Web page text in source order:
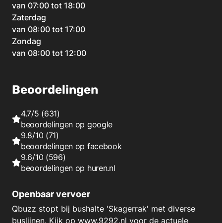
van 07:00 tot 18:00
Zaterdag
van 08:00 tot 17:00
Zondag
van 08:00 tot 12:00
Beoordelingen
4.7/5 (631)
beoordelingen op google
9.8/10 (71)
beoordelingen op facebook
9.6/10 (596)
beoordelingen op huren.nl
Openbaar vervoer
Qbuzz stopt bij bushalte 'Skagerrak' met diverse
buslijnen. Kijk op www.9292.nl voor de actuele